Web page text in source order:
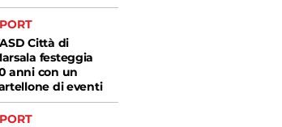
Città di
festeggia
anni con un
di eventi